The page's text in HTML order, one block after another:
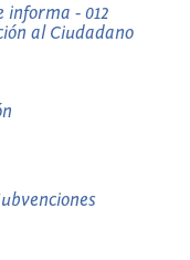
informa - 012
al Ciudadano